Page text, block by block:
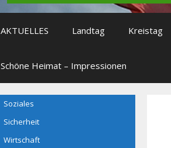
AKTUELLES Landtag Kreistag
Schöne Heimat – Impressionen
Soziales
Sicherheit
Wirtschaft